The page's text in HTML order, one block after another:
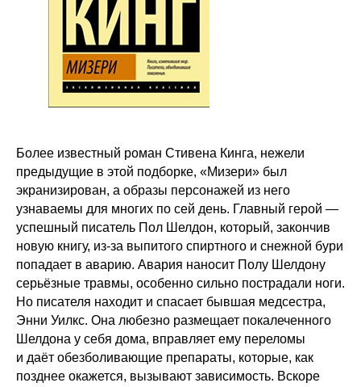
Более известный роман Стивена Кинга, нежели
предыдущие в этой подборке, «Мизери» был
экранизирован, а образы персонажей из него
узнаваемы для многих по сей день. Главный герой —
успешный писатель Пол Шелдон, который, закончив
новую книгу, из-за выпитого спиртного и снежной бури
попадает в аварию. Авария наносит Полу Шелдону
серьёзные травмы, особенно сильно пострадали ноги.
Но писателя находит и спасает бывшая медсестра,
Энни Уилкс. Она любезно размещает покалеченного
Шелдона у себя дома, вправляет ему переломы
и даёт обезболивающие препараты, которые, как
позднее окажется, вызывают зависимость. Вскоре